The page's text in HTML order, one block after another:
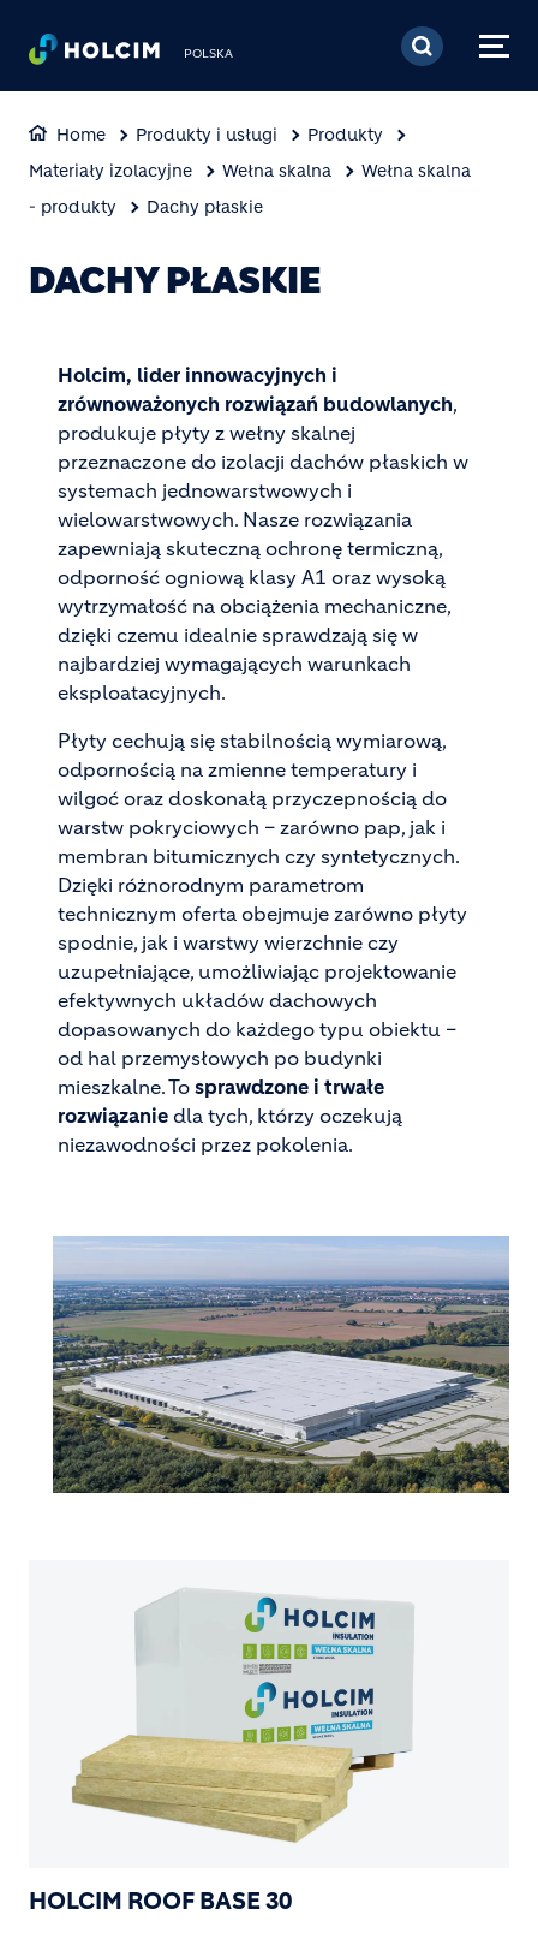
Przejdź do treści
POLSKA
Home Produkty i usługi
Produkty
Materiały izolacyjne
Wełna skalna
Wełna skalna
- produkty
Dachy płaskie
DACHY PŁASKIE
Holcim, lider innowacyjnych i
zrównoważonych rozwiązań budowlanych,
produkuje płyty z wełny skalnej
przeznaczone do izolacji dachów płaskich w
systemach jednowarstwowych i
wielowarstwowych. Nasze rozwiązania
zapewniają skuteczną ochronę termiczną,
odporność ogniową klasy A1 oraz wysoką
wytrzymałość na obciążenia mechaniczne,
dzięki czemu idealnie sprawdzają się w
najbardziej wymagających warunkach
eksploatacyjnych.
Płyty cechują się stabilnością wymiarową,
odpornością na zmienne temperatury i
wilgoć oraz doskonałą przyczepnością do
warstw pokryciowych – zarówno pap, jak i
membran bitumicznych czy syntetycznych.
Dzięki różnorodnym parametrom
technicznym oferta obejmuje zarówno płyty
spodnie, jak i warstwy wierzchnie czy
uzupełniające, umożliwiając projektowanie
efektywnych układów dachowych
dopasowanych do każdego typu obiektu –
od hal przemysłowych po budynki
mieszkalne. To sprawdzone i trwałe
rozwiązanie dla tych, którzy oczekują
niezawodności przez pokolenia.
Image
HOLCIM ROOF BASE 30